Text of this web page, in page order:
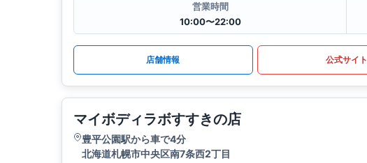
営業時間
10:00〜22:00
店舗情報 公式サイト
マイボディラボすすきの店
豊平公園駅から車で4分
北海道札幌市中央区南7条西2丁目